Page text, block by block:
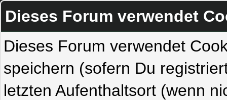
Dieses Forum verwendet
Dieses Forum verwendet
speichern (sofern Du
letzten Aufenthaltsort (wenn